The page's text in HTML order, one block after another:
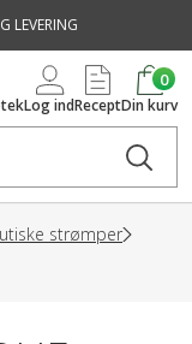
LEVERING
Log indRecept
0
Din kurv
strømper